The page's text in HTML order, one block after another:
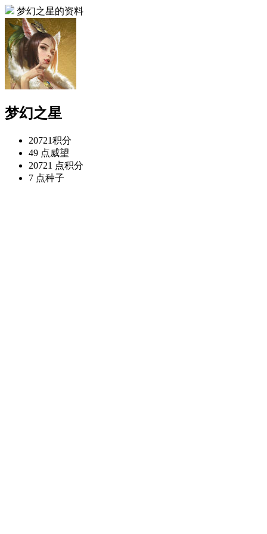
梦幻之星的资料
梦幻之星
20721积分
49 点威望
20721 点积分
7 点种子